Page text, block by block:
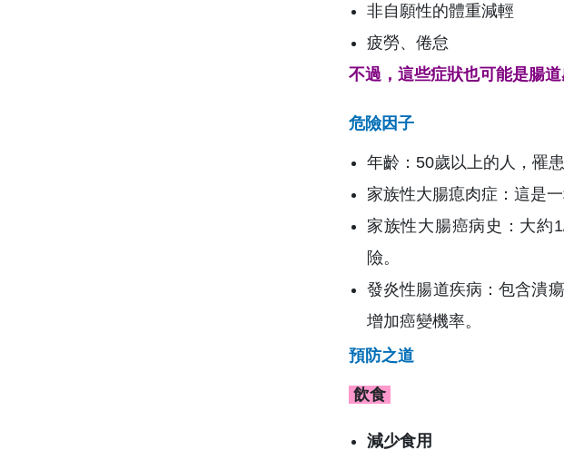
非自願性的體重減輕
疲勞、倦怠
不過，這些症狀也可能是腸
危險因子
年齡：50歲以上的人，罹患
家族性大腸瘜肉症：這是
家族性大腸癌病史：大約
險。
發炎性腸道疾病：包含潰
增加癌變機率。
預防之道
飲食
減少食用